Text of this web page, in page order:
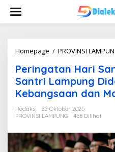
w
Homepage / PROVINSI
Peringatan Hari
Santri Lampung
Kebangsaan dan
Redaksi
22 Oktober 2025
PROVINSI LAMPUNG
458 Dilihat